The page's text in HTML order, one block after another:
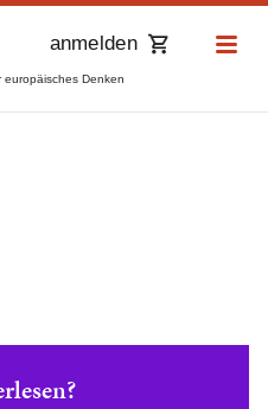
Denken
anmelden